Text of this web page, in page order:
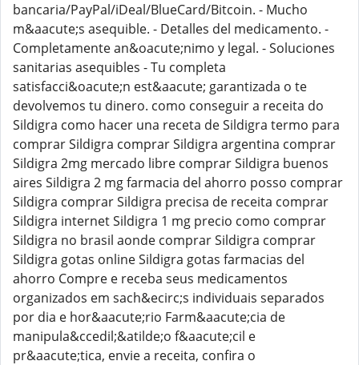
bancaria/PayPal/iDeal/BlueCard/Bitcoin. - Mucho
m&aacute;s asequible. - Detalles del medicamento. -
Completamente an&oacute;nimo y legal. - Soluciones
sanitarias asequibles - Tu completa
satisfacci&oacute;n est&aacute; garantizada o te
devolvemos tu dinero. como conseguir a receita do
Sildigra como hacer una receta de Sildigra termo para
comprar Sildigra comprar Sildigra argentina comprar
Sildigra 2mg mercado libre comprar Sildigra buenos
aires Sildigra 2 mg farmacia del ahorro posso comprar
Sildigra comprar Sildigra precisa de receita comprar
Sildigra internet Sildigra 1 mg precio como comprar
Sildigra no brasil aonde comprar Sildigra comprar
Sildigra gotas online Sildigra gotas farmacias del
ahorro Compre e receba seus medicamentos
organizados em sach&ecirc;s individuais separados
por dia e hor&aacute;rio Farm&aacute;cia de
manipula&ccedil;&atilde;o f&aacute;cil e
pr&aacute;tica, envie a receita, confira o